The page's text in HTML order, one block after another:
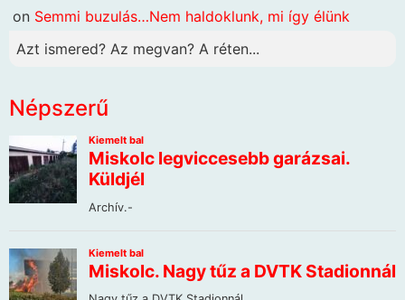
on Semmi buzulás…Nem haldoklunk, mi így élünk
Azt ismered? Az megvan? A réten...
Népszerű